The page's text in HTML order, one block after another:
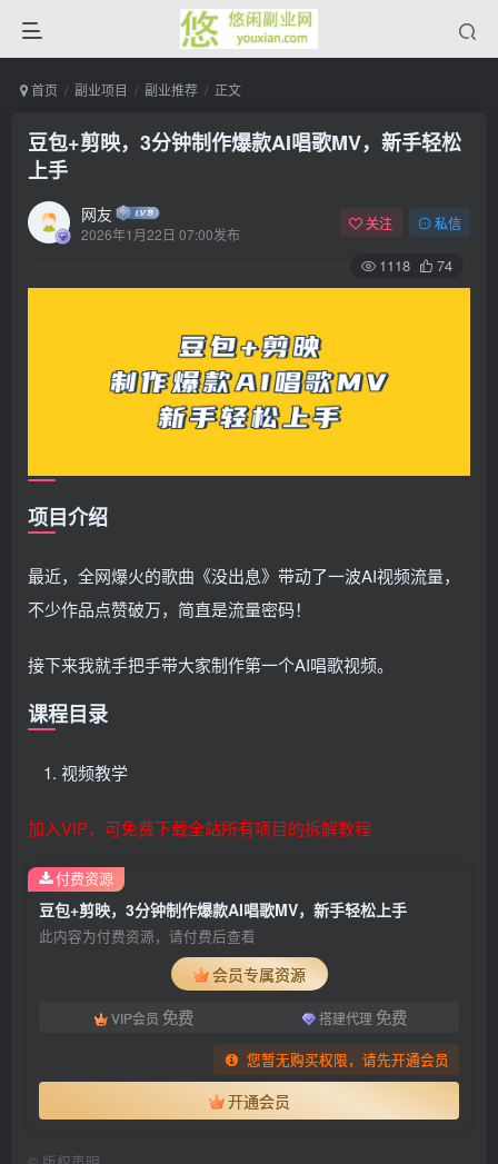
首页 副业项目 副业推荐 正文
豆包+剪映，3分钟制作爆款AI唱歌MV，新手轻松
上手
网友
2026年1月22日 07:00发布
关注 私信
1118 74
项目介绍
最近，全网爆火的歌曲《没出息》带动了一波AI视频流量，
不少作品点赞破万，简直是流量密码！
接下来我就手把手带大家制作第一个AI唱歌视频。
课程目录
视频教学
加入VIP，可免费下载全站所有项目的拆解教程
豆包+剪映，3分钟制作爆款AI唱歌MV，新手轻松上手
此内容为付费资源，请付费后查看
会员专属资源
VIP会员 免费 搭建代理 免费
您暂无购买权限，请先开通会员
开通会员
付费资源